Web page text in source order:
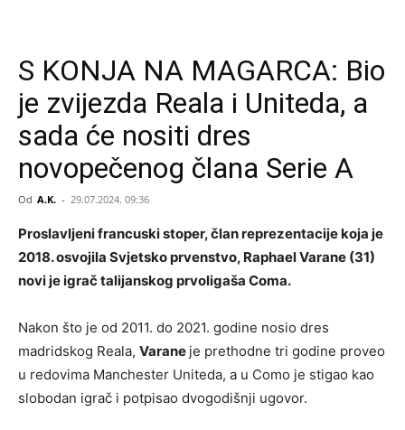
S KONJA NA MAGARCA: Bio
je zvijezda Reala i Uniteda, a
sada će nositi dres
novopečenog člana Serie A
Od A.K. - 29.07.2024. 09:36
Proslavljeni francuski stoper, član reprezentacije koja je
2018. osvojila Svjetsko prvenstvo, Raphael Varane (31)
novi je igrač talijanskog prvoligaša Coma.
Nakon što je od 2011. do 2021. godine nosio dres
madridskog Reala, Varane je prethodne tri godine proveo
u redovima Manchester Uniteda, a u Como je stigao kao
slobodan igrač i potpisao dvogodišnji ugovor.